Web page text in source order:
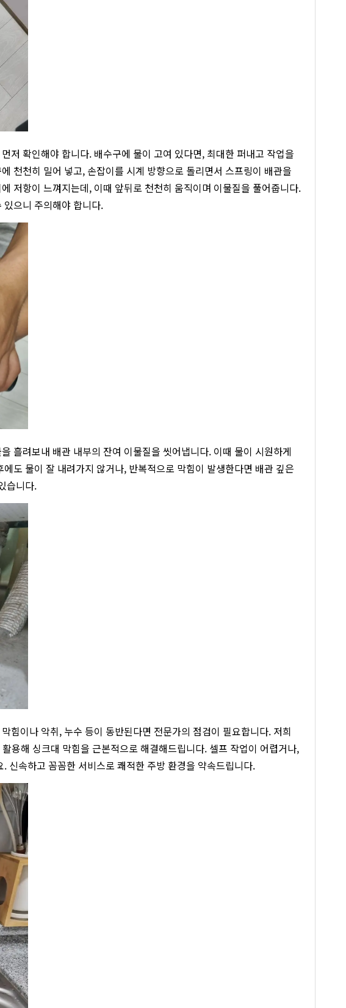
저 확인해야 합니다. 배수구에 물이 고여 있다면, 최대한 퍼내고 작업을
천천히 밀어 넣고, 손잡이를 시계 방향으로 돌리면서 스프링이 배관을
저항이 느껴지는데, 이때 앞뒤로 천천히 움직이며 이물질을 풀어줍니다.
으니 주의해야 합니다.
흘려보내 배관 내부의 잔여 이물질을 씻어냅니다. 이때 물이 시원하게
도 물이 잘 내려가지 않거나, 반복적으로 막힘이 발생한다면 배관 깊은
습니다.
힘이나 악취, 누수 등이 동반된다면 전문가의 점검이 필요합니다. 저희
용해 싱크대 막힘을 근본적으로 해결해드립니다. 셀프 작업이 어렵거나,
신속하고 꼼꼼한 서비스로 쾌적한 주방 환경을 약속드립니다.